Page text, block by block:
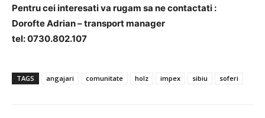
Pentru cei interesati va rugam sa ne contactati :
Dorofte Adrian – transport manager
tel: 0730.802.107
TAGS angajari comunitate holz impex sibiu soferi